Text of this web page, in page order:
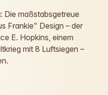
: Die maßstabsgetreue
Frankie" Design – der
E. Hopkins, einem
mit 8 Luftsiegen –